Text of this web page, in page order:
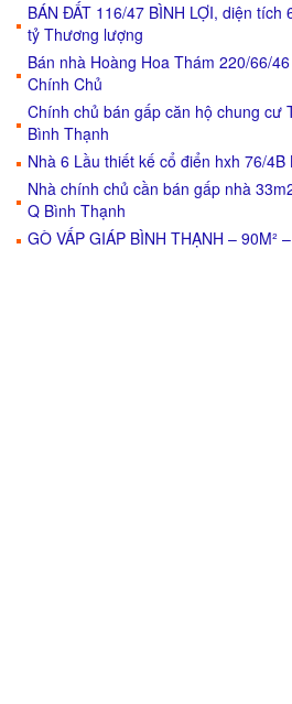
BÁN ĐẤT 116/47 BÌNH LỢI, diện
tỷ Thương lượng
Bán nhà Hoàng Hoa Thám 220/66/
Chính Chủ
Chính chủ bán gấp căn hộ chung cư
Bình Thạnh
Nhà 6 Lầu thiết kế cổ điển hxh 76/
Nhà chính chủ cần bán gấp nhà
Q Bình Thạnh
GÒ VẤP GIÁP BÌNH THẠNH – 90M²